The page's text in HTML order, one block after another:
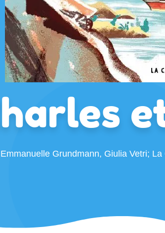
Emmanuelle Grundmann, Giulia Vetri;